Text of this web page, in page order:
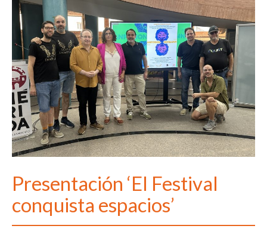
Presentación ‘El Festival
conquista espacios’